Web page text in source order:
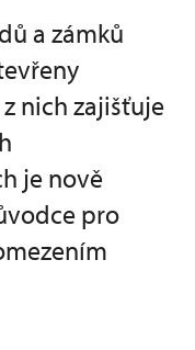
a zámků
nich zajišťuje
je nově
pro